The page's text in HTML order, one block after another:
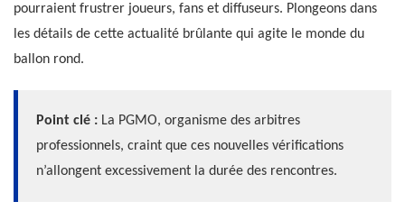
pourraient frustrer joueurs, fans et diffuseurs. Plongeons dans
les détails de cette actualité brûlante qui agite le monde du
ballon rond.
Point clé : La PGMO, organisme des arbitres
professionnels, craint que ces nouvelles vérifications
n’allongent excessivement la durée des rencontres.